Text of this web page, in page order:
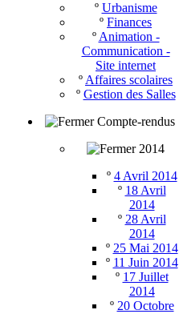
º Urbanisme
º Finances
º Animation -
Communication -
Site internet
º Affaires scolaires
º Gestion des Salles
Compte-rendus
2014
º 4 Avril 2014
º 18 Avril
2014
º 28 Avril
2014
º 25 Mai 2014
º 11 Juin 2014
º 17 Juillet
2014
º 20 Octobre